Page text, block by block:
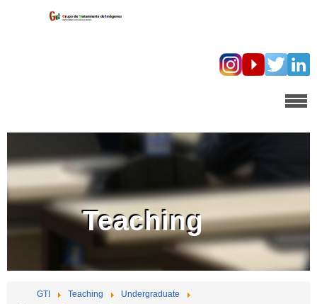
Teaching
GTI Teaching
Undergraduate